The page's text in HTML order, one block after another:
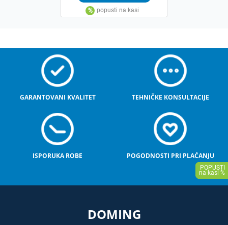
GARANTOVANI KVALITET TEHNIČKE KONSULTACIJE
ISPORUKA ROBE POGODNOSTI PRI PLAĆANJU
DOMING